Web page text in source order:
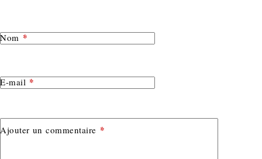
Nom *
E-mail *
Ajouter un commentaire *